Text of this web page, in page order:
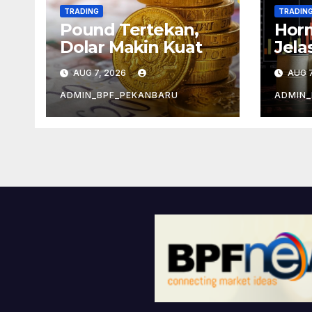
TRADING
Pound Tertekan,
Dolar Makin Kuat
AUG 7, 2026
ADMIN_BPF_PEKANBARU
AUG